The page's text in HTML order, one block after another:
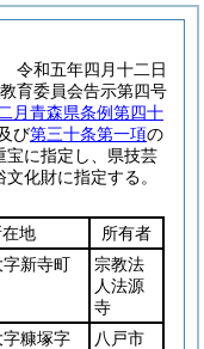
令和五年四月十二日
育委員会告示第四号
月青森県条例第四十
び第三十条第一項の
宝に指定し、県技芸
化財に指定する。
在地
所有者
新寺町
宗教法
人法源
寺
字糠塚字
八戸市